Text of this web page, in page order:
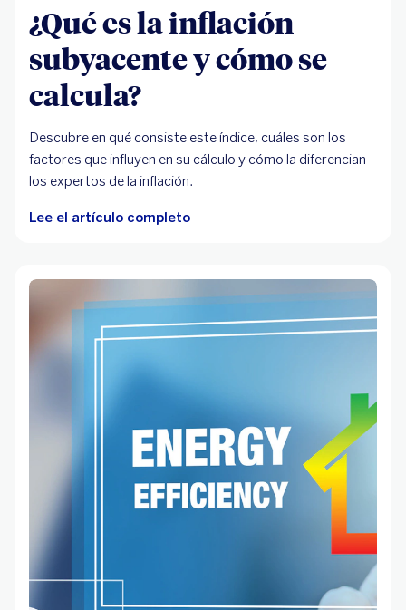
¿Qué es la inflación
subyacente y cómo se
calcula?
Descubre en qué consiste este índice, cuáles son los
factores que influyen en su cálculo y cómo la diferencian
los expertos de la inflación.
Lee el artículo completo